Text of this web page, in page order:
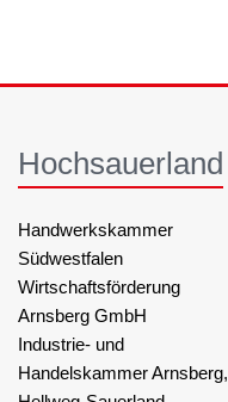
Hochsauerland
Handwerkskammer
Südwestfalen
Wirtschaftsförderung
Arnsberg GmbH
Industrie- und
Handelskammer Arnsberg,